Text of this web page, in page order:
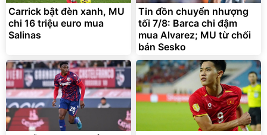
Carrick bật đèn xanh, MU
chi 16 triệu euro mua
Salinas
Tin đồn chuyển nhượng
tối 7/8: Barca chi đậm
mua Alvarez; MU từ chối
bán Sesko